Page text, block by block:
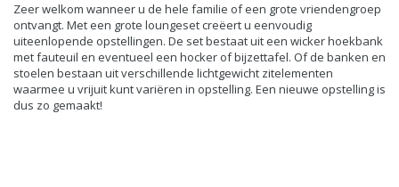
Zeer welkom wanneer u de hele familie of een grote vriendengroep
ontvangt. Met een grote loungeset creëert u eenvoudig
uiteenlopende opstellingen. De set bestaat uit een wicker hoekbank
met fauteuil en eventueel een hocker of bijzettafel. Of de banken en
stoelen bestaan uit verschillende lichtgewicht zitelementen
waarmee u vrijuit kunt variëren in opstelling. Een nieuwe opstelling is
dus zo gemaakt!